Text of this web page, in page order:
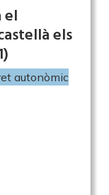
el
els
autonòmic